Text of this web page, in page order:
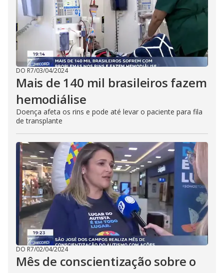
DO R7/03/04/2024
Mais de 140 mil brasileiros fazem
hemodiálise
Doença afeta os rins e pode até levar o paciente para fila
de transplante
DO R7/02/04/2024
Mês de conscientização sobre o